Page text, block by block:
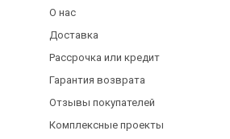
О нас
Доставка
Рассрочка или кредит
Гарантия возврата
Отзывы покупателей
Комплексные проекты